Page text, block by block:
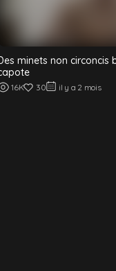
minets non circoncis
16K 30 il y a 2 mois